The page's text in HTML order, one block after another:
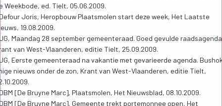
Weekbode, ed. Tielt, 05.06.2009.
Joris, Heropbouw Plaatsmolen start deze week, Het Laatste
19.08.2009.
Maandag 28 september gemeenteraad. Goed gevulde
van West-Vlaanderen, editie Tielt, 25.09.2009.
Eerste gemeenteraad na vakantie met gevarieerde agenda.
nieuws onder de zon, Krant van West-Vlaanderen, editie Tielt,
[De Bruyne Marc], Plaatsmolen, Het Nieuwsblad, 08.10.2009.
[De Bruyne Marc], Gemeente trekt portemonnee open, Het